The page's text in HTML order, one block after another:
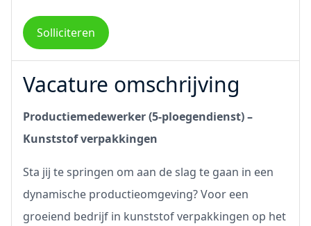
Solliciteren
Vacature omschrijving
Productiemedewerker (5-ploegendienst) –
Kunststof verpakkingen
Sta jij te springen om aan de slag te gaan in een
dynamische productieomgeving? Voor een
groeiend bedrijf in kunststof verpakkingen op het